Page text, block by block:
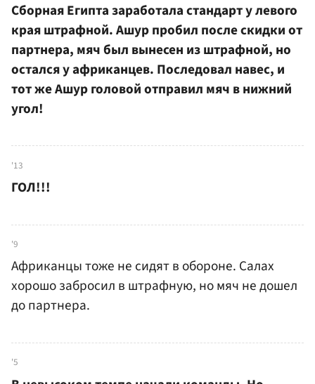
Сборная Египта заработала стандарт у левого
края штрафной. Ашур пробил после скидки от
партнера, мяч был вынесен из штрафной, но
остался у африканцев. Последовал навес, и
тот же Ашур головой отправил мяч в нижний
угол!
'13
ГОЛ!!!
'9
Африканцы тоже не сидят в обороне. Салах
хорошо забросил в штрафную, но мяч не дошел
до партнера.
'5